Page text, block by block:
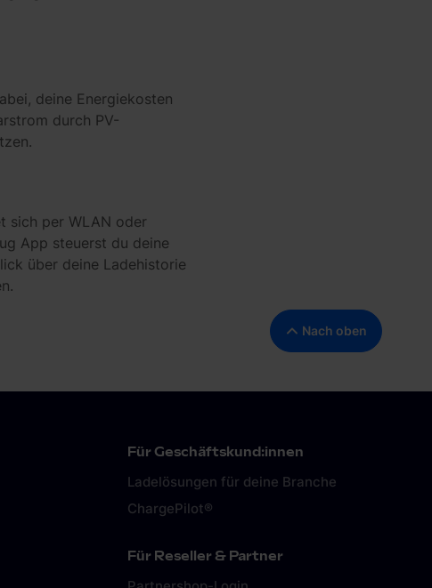
deine Energiekosten
durch PV-
sich per WLAN oder
App steuerst du deine
über deine Ladehistorie
Nach oben